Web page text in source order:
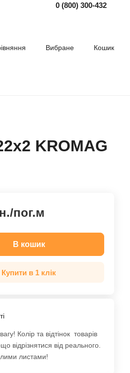
0 (800) 300-432
Вибране Кошик
KROMAG
пог.м
В кошик
Купити в 1 клік
Колір та відтінок товарів
відрізнятися від реального.
листами!